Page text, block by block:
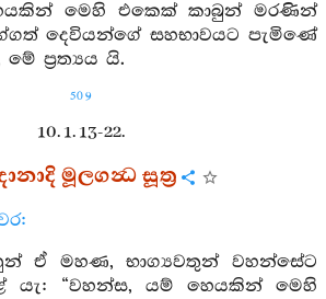
මෙහි එකෙක් කාබුන් මරණින්
දෙවියන්ගේ සහභාවයට පැමිණේ
ප්‍රත්‍යය යි.
509
10. 1. 13-22.
මූලගන්‍ධ සූත්‍ර
ඒ මහණ, භාග්‍යවතුන් වහන්සේට
යැ: “වහන්ස, යම් හෙයකින් මෙහි